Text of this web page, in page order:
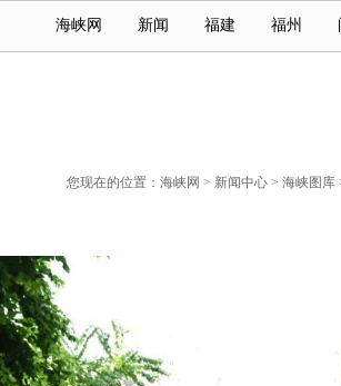
海峡网 新闻 福建 福州
您现在的位置： 海峡网 > 新闻中心 > 海峡图库